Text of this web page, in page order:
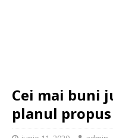
Cei mai buni
planul propus